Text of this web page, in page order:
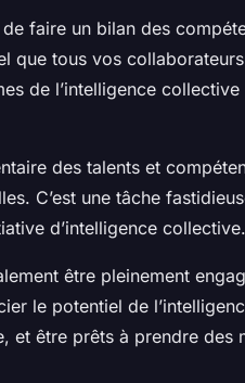
faire un bilan des
que tous vos
de l’intelligence
des talents et
C’est une tâche
d’intelligence collective.
être pleinement
le potentiel de
et être prêts à prendre des